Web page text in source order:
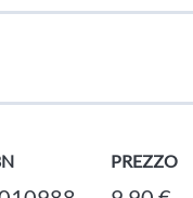
PREZZO